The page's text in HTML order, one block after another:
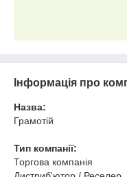
Інформація про
Назва:
Грамотій
Тип компанії:
Торгова компанія